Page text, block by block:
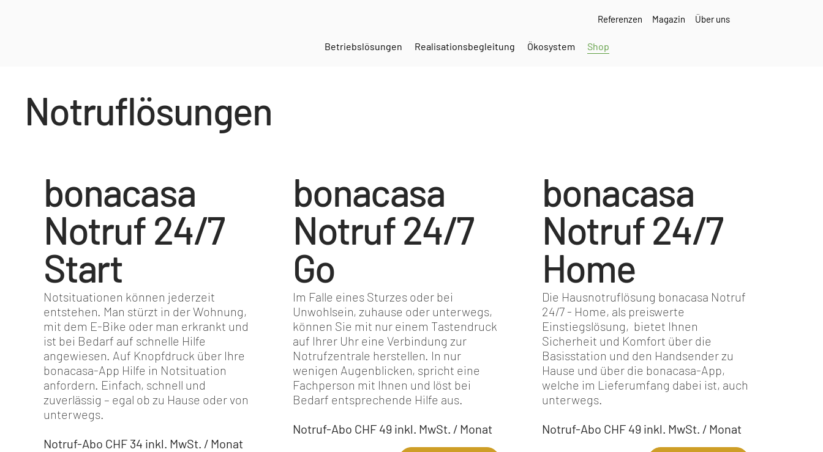
Referenzen Magazin Über uns
Betriebslösungen Realisationsbegleitung Ökosystem Shop
Notruflösungen
bonacasa
Notruf 24/7
Start
Notsituationen können jederzeit
entstehen. Man stürzt in der Wohnung,
mit dem E-Bike oder man erkrankt und
ist bei Bedarf auf schnelle Hilfe
angewiesen. Auf Knopfdruck über Ihre
bonacasa-App Hilfe in Notsituation
anfordern. Einfach, schnell und
zuverlässig – egal ob zu Hause oder von
unterwegs.
Notruf-Abo CHF 34 inkl. MwSt. / Monat
bonacasa
Notruf 24/7
Go
Im Falle eines Sturzes oder bei
Unwohlsein, zuhause oder unterwegs,
können Sie mit nur einem Tastendruck
auf Ihrer Uhr eine Verbindung zur
Notrufzentrale herstellen. In nur
wenigen Augenblicken, spricht eine
Fachperson mit Ihnen und löst bei
Bedarf entsprechende Hilfe aus.
Notruf-Abo CHF 49 inkl. MwSt. / Monat
bonacasa
Notruf 24/7
Home
Die Hausnotruflösung bonacasa Notruf
24/7 - Home, als preiswerte
Einstiegslösung, bietet Ihnen
Sicherheit und Komfort über die
Basisstation und den Handsender zu
Hause und über die bonacasa-App,
welche im Lieferumfang dabei ist, auch
unterwegs.
Notruf-Abo CHF 49 inkl. MwSt. / Monat